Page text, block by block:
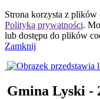
Strona korzysta z plików
Polityką prywatności.
lub dostępu do plików
Zamknij
Gmina Lyski -